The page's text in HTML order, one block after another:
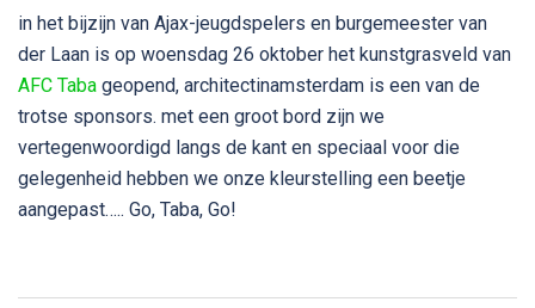
in het bijzijn van Ajax-jeugdspelers en burgemeester van
der Laan is op woensdag 26 oktober het kunstgrasveld van
AFC Taba geopend, architectinamsterdam is een van de
trotse sponsors. met een groot bord zijn we
vertegenwoordigd langs de kant en speciaal voor die
gelegenheid hebben we onze kleurstelling een beetje
aangepast….. Go, Taba, Go!